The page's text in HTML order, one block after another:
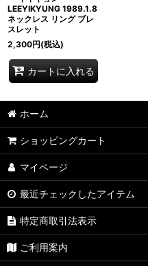
LEEYIKYUNG 1989.1.8
ネックレス リング ブレ
スレット
2,300円(税込)
カートに入れる
ホーム
ショッピングカート
マイページ
最近チェックしたアイテム
特定商取引法表示
ご利用案内